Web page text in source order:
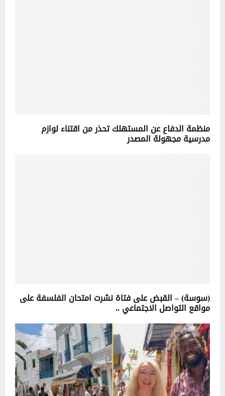
منظمة الدفاع عن المستهلك تحذر من اقتناء لوازم
مدرسية مجهولة المصدر
(سوسة) – القبض على فتاة نشرت امتحان الفلسفة على
مواقع التواصل الاجتماعي ..